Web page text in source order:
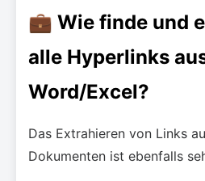
💼 Wie finde und
alle Hyperlinks
Word/Excel?
Das Extrahieren von Links
Dokumenten ist ebenfalls